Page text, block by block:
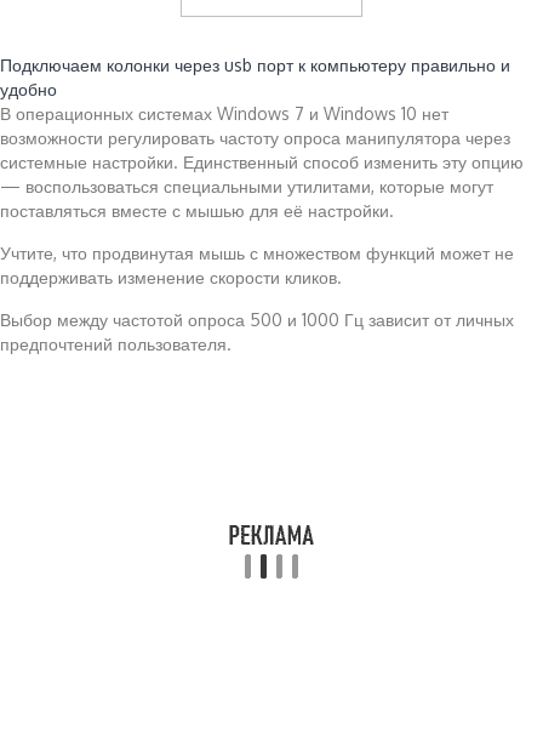
Подключаем колонки через usb порт к компьютеру правильно и
удобно
В операционных системах Windows 7 и Windows 10 нет
возможности регулировать частоту опроса манипулятора через
системные настройки. Единственный способ изменить эту опцию
— воспользоваться специальными утилитами, которые могут
поставляться вместе с мышью для её настройки.
Учтите, что продвинутая мышь с множеством функций может не
поддерживать изменение скорости кликов.
Выбор между частотой опроса 500 и 1000 Гц зависит от личных
предпочтений пользователя.